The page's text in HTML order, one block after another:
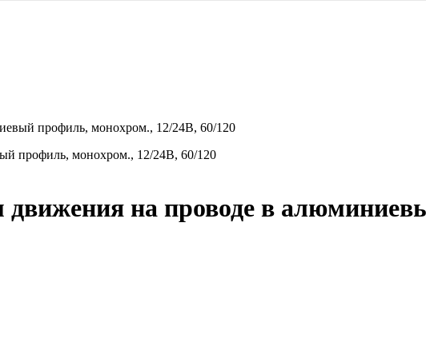
профиль, монохром., 12/24В, 60/120
на проводе в